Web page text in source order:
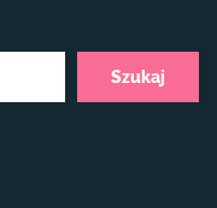
Szukaj